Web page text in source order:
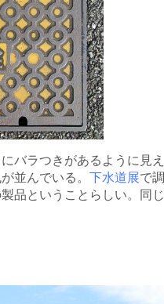
バラつきがあるように見え
並んでいる。 下水道展で調
品ということらしい。同じ